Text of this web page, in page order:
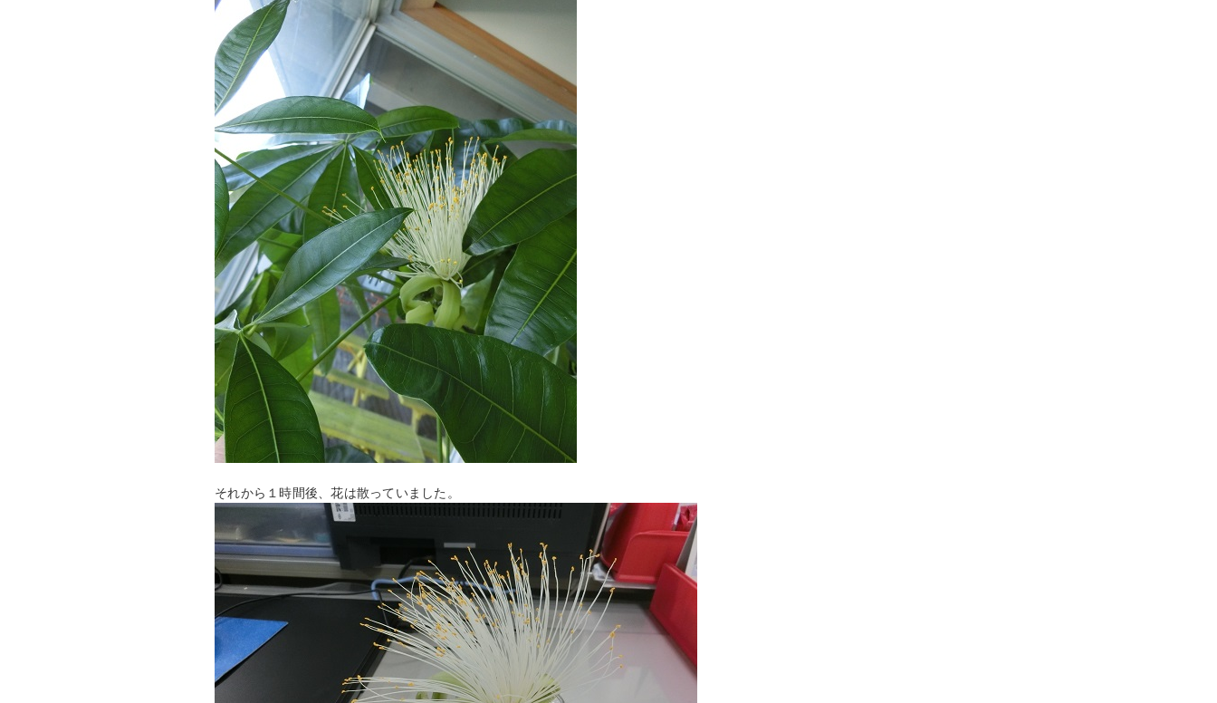
それから１時間後、花は散っていました。